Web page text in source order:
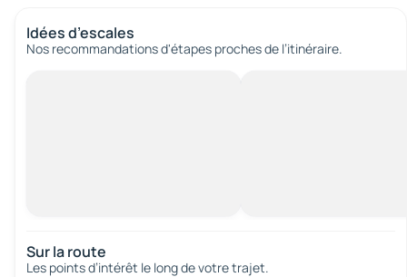
Idées d’escales
Nos recommandations d'étapes proches de l’itinéraire.
Sur la route
Les points d’intérêt le long de votre trajet.